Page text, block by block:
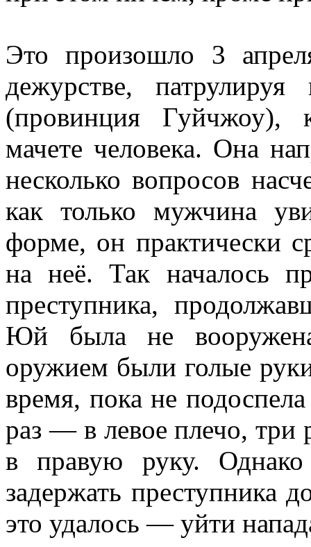
Это произошло 3
дежурстве,
(провинция Гуйчжоу),
мачете человека. Она
несколько вопросов
как только мужчина
форме, он практически
на неё. Так началось
преступника,
Юй была не
оружием были голые
время, пока не
раз — в левое плечо, три
в правую руку.
задержать преступника
это удалось — уйти